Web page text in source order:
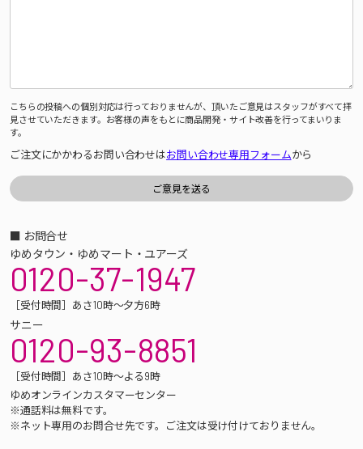
こちらの投稿への個別対応は行っておりませんが、頂いたご意見はスタッフがすべて拝
見させていただきます。お客様の声をもとに商品開発・サイト改善を行ってまいりま
す。
ご注文にかかわるお問い合わせはお問い合わせ専用フォームから
■ お問合せ
ゆめタウン・ゆめマート・ユアーズ
0120-37-1947
［受付時間］あさ10時～夕方6時
サニー
0120-93-8851
［受付時間］あさ10時～よる9時
ゆめオンラインカスタマーセンター
※通話料は無料です。
※ネット専用のお問合せ先です。ご注文は受け付けておりません。